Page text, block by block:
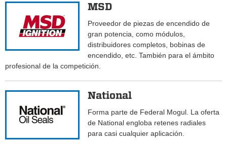
MSD
Proveedor de piezas de encendido de
gran potencia, como módulos,
distribuidores completos, bobinas de
encendido, etc. También para el ámbito
profesional de la competición.
National
Forma parte de Federal Mogul. La oferta
de National engloba retenes radiales
para casi cualquier aplicación.